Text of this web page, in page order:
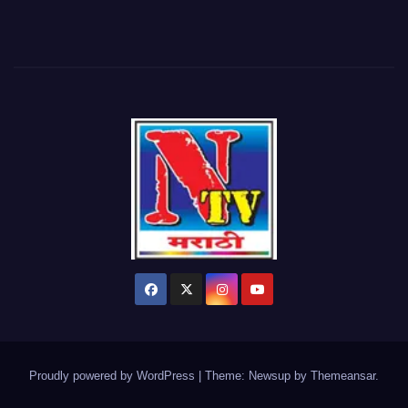
Proudly powered by WordPress Theme: Newsup by Themeansar.